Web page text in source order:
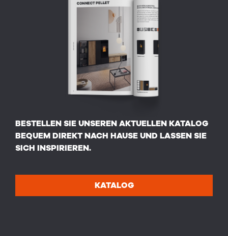
BESTELLEN SIE UNSEREN AKTUELLEN KATALOG
BEQUEM DIREKT NACH HAUSE UND LASSEN SIE
SICH INSPIRIEREN.
KATALOG